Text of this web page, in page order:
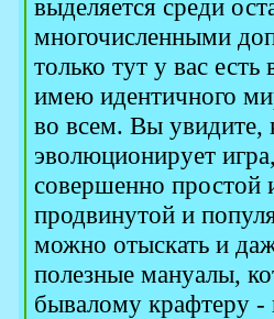
выделяется среди
многочисленными
только тут у вас
имею идентичного
во всем. Вы увидите,
эволюционирует
совершенно простой
продвинутой и
можно отыскать и
полезные мануалы,
бывалому крафтеру -